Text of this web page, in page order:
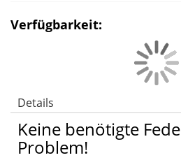
Verfügbarkeit:
Details
Keine benötigte
Problem!